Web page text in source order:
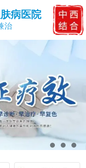
病医院
治